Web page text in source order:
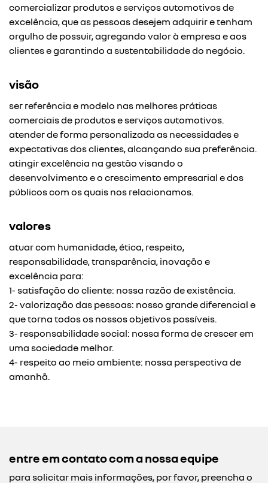
comercializar produtos e serviços automotivos de
excelência, que as pessoas desejem adquirir e tenham
orgulho de possuir, agregando valor à empresa e aos
clientes e garantindo a sustentabilidade do negócio.
visão
ser referência e modelo nas melhores práticas
comerciais de produtos e serviços automotivos.
atender de forma personalizada as necessidades e
expectativas dos clientes, alcançando sua preferência.
atingir excelência na gestão visando o
desenvolvimento e o crescimento empresarial e dos
públicos com os quais nos relacionamos.
valores
atuar com humanidade, ética, respeito,
responsabilidade, transparência, inovação e
excelência para:
1- satisfação do cliente: nossa razão de existência.
2- valorização das pessoas: nosso grande diferencial e
que torna todos os nossos objetivos possíveis.
3- responsabilidade social: nossa forma de crescer em
uma sociedade melhor.
4- respeito ao meio ambiente: nossa perspectiva de
amanhã.
entre em contato com a nossa equipe
para solicitar mais informações, por favor, preencha o